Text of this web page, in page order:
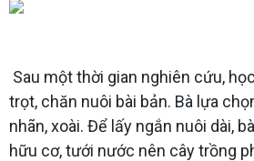
Sau một thời gian nghiên cứu,
trọt, chăn nuôi bài bản. Bà lựa
nhãn, xoài. Để lấy ngắn nuôi dài,
hữu cơ, tưới nước nên cây trồng